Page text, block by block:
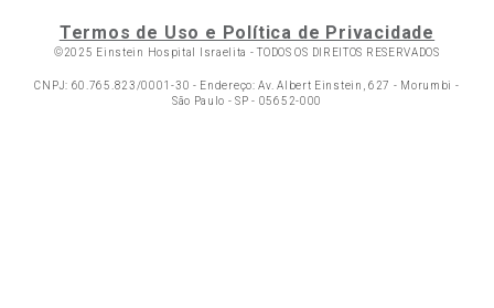
Termos de Uso e Política de Privacidade
©2025 Einstein Hospital Israelita -TODOS OS DIREITOS RESERVADOS
CNPJ: 60.765.823/0001-30 - Endereço: Av. Albert Einstein, 627 - Morumbi -
São Paulo - SP - 05652-000